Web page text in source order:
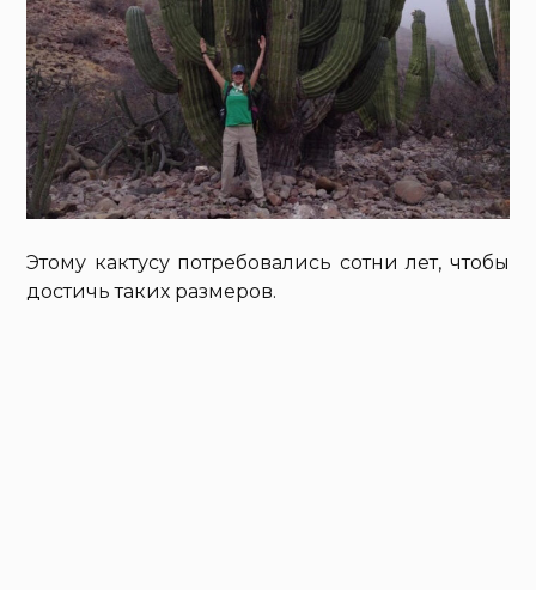
Этому кактусу потребовались сотни лет, чтобы
достичь таких размеров.